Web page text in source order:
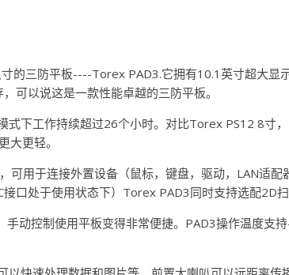
的三防平板----Torex PAD3.它拥有10.1英寸超大
可以说这是一款性能卓越的三防平板。
式下工作持续超过26个小时。对比Torex PS12 8寸
更轻。
可用于连接外置设备（鼠标，键盘，驱动，LAN适
口处于使用状态下）Torex PAD3同时支持选配2D
动控制使用平板变得非常便捷。PAD3操作温度支